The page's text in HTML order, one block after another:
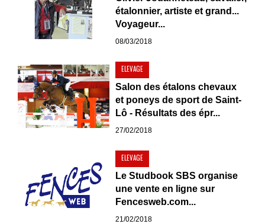
étalonnier, artiste et grand...
Voyageur...
08/03/2018
ELEVAGE
Salon des étalons chevaux
et poneys de sport de Saint-
Lô - Résultats des épr...
27/02/2018
ELEVAGE
Le Studbook SBS organise
une vente en ligne sur
Fencesweb.com...
21/02/2018